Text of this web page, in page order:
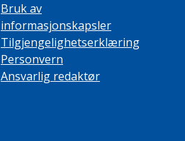
Bruk av
informasjonskapsler
Tilgjengelighetserklæring
Personvern
Ansvarlig redaktør